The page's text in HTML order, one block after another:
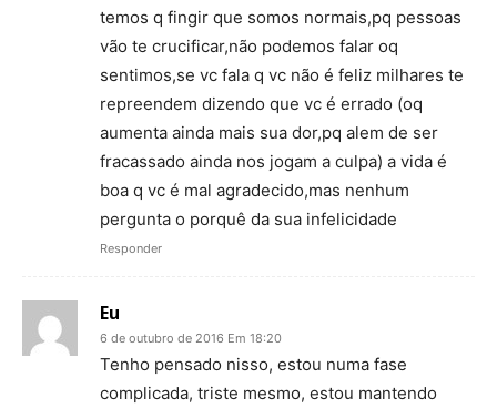
temos q fingir que somos normais,pq pessoas
vão te crucificar,não podemos falar oq
sentimos,se vc fala q vc não é feliz milhares te
repreendem dizendo que vc é errado (oq
aumenta ainda mais sua dor,pq alem de ser
fracassado ainda nos jogam a culpa) a vida é
boa q vc é mal agradecido,mas nenhum
pergunta o porquê da sua infelicidade
Responder
Eu
6 de outubro de 2016 Em 18:20
Tenho pensado nisso, estou numa fase
complicada, triste mesmo, estou mantendo